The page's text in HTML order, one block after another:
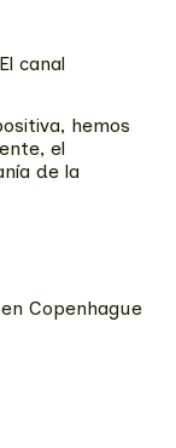
El canal
hemos
el
de la
Copenhague